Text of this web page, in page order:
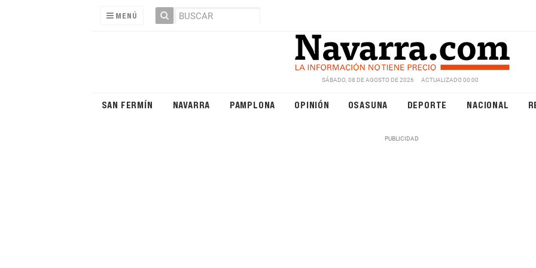
MENÚ
SÁBADO, 08 DE AGOSTO DE 2026 ACTUALIZADO 00:00
SAN FERMÍN NAVARRA PAMPLONA OPINIÓN OSASUNA DEPORTE NACIONAL